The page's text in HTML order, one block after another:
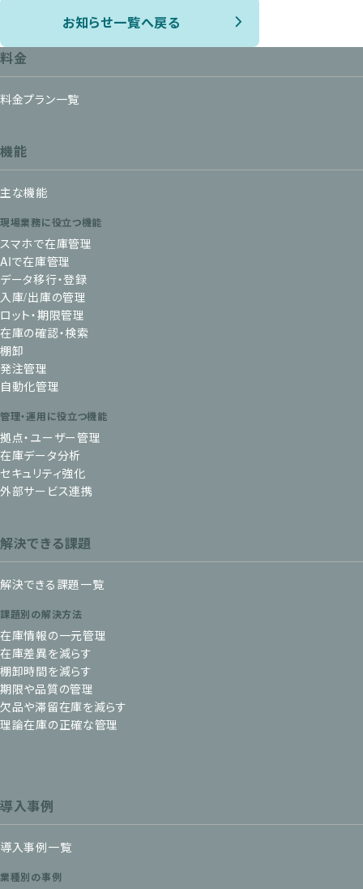
お知らせ一覧へ戻る
料金
料金プラン一覧
機能
主な機能
現場業務に役立つ機能
スマホで在庫管理
AIで在庫管理
データ移行・登録
入庫/出庫の管理
ロット・期限管理
在庫の確認・検索
棚卸
発注管理
自動化管理
管理・運用に役立つ機能
拠点・ユーザー管理
在庫データ分析
セキュリティ強化
外部サービス連携
解決できる課題
解決できる課題一覧
課題別の解決方法
在庫情報の一元管理
在庫差異を減らす
棚卸時間を減らす
期限や品質の管理
欠品や滞留在庫を減らす
理論在庫の正確な管理
導入事例
導入事例一覧
業種別の事例